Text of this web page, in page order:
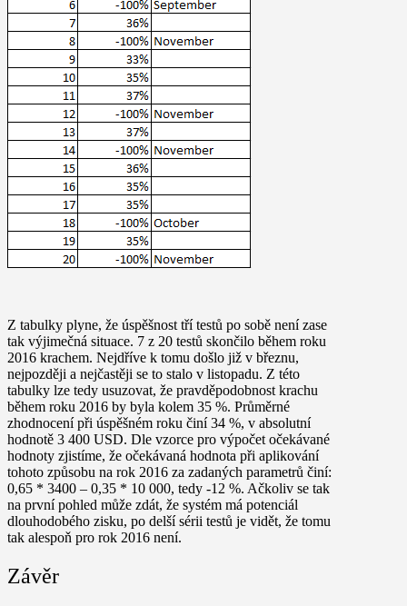
Z tabulky plyne, že úspěšnost tří testů po sobě není zase
tak výjimečná situace. 7 z 20 testů skončilo během roku
2016 krachem. Nejdříve k tomu došlo již v březnu,
nejpozději a nejčastěji se to stalo v listopadu. Z této
tabulky lze tedy usuzovat, že pravděpodobnost krachu
během roku 2016 by byla kolem 35 %. Průměrné
zhodnocení při úspěšném roku činí 34 %, v absolutní
hodnotě 3 400 USD. Dle vzorce pro výpočet očekávané
hodnoty zjistíme, že očekávaná hodnota při aplikování
tohoto způsobu na rok 2016 za zadaných parametrů činí:
0,65 * 3400 – 0,35 * 10 000, tedy -12 %. Ačkoliv se tak
na první pohled může zdát, že systém má potenciál
dlouhodobého zisku, po delší sérii testů je vidět, že tomu
tak alespoň pro rok 2016 není.
Závěr